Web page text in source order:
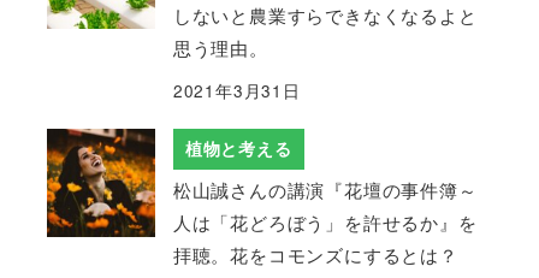
しないと農業すらできなくなるよと
思う理由。
2021年3月31日
植物と考える
松山誠さんの講演『花壇の事件簿～
人は「花どろぼう」を許せるか』を
拝聴。花をコモンズにするとは？